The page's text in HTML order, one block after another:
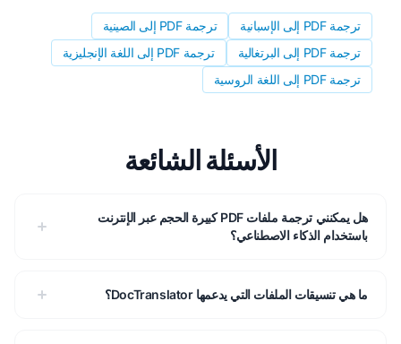
ترجمة PDF إلى الإسبانية
ترجمة PDF إلى الصينية
ترجمة PDF إلى البرتغالية
ترجمة PDF إلى اللغة الإنجليزية
ترجمة PDF إلى اللغة الروسية
الأسئلة الشائعة
هل يمكنني ترجمة ملفات PDF كبيرة الحجم عبر الإنترنت
باستخدام الذكاء الاصطناعي؟
ما هي تنسيقات الملفات التي يدعمها DocTranslator؟